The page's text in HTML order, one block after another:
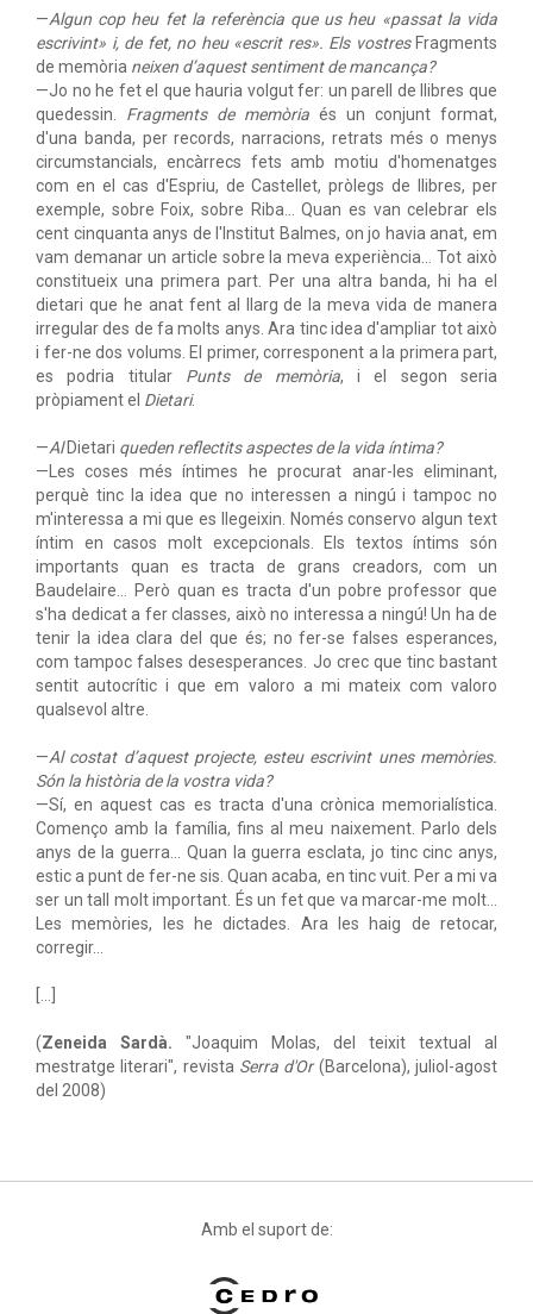
—Algun cop heu fet la referència que us heu «passat la vida
escrivint» i, de fet, no heu «escrit res». Els vostres Fragments
de memòria neixen d’aquest sentiment de mancança?
—Jo no he fet el que hauria volgut fer: un parell de llibres que
quedessin. Fragments de memòria és un conjunt format,
d'una banda, per records, narracions, retrats més o menys
circumstancials, encàrrecs fets amb motiu d'homenatges
com en el cas d'Espriu, de Castellet, pròlegs de llibres, per
exemple, sobre Foix, sobre Riba… Quan es van celebrar els
cent cinquanta anys de l'Institut Balmes, on jo havia anat, em
vam demanar un article sobre la meva experiència… Tot això
constitueix una primera part. Per una altra banda, hi ha el
dietari que he anat fent al llarg de la meva vida de manera
irregular des de fa molts anys. Ara tinc idea d'ampliar tot això
i fer-ne dos volums. El primer, corresponent a la primera part,
es podria titular Punts de memòria, i el segon seria
pròpiament el Dietari.
—AlDietari queden reflectits aspectes de la vida íntima?
—Les coses més íntimes he procurat anar-les eliminant,
perquè tinc la idea que no interessen a ningú i tampoc no
m'interessa a mi que es llegeixin. Només conservo algun text
íntim en casos molt excepcionals. Els textos íntims són
importants quan es tracta de grans creadors, com un
Baudelaire… Però quan es tracta d'un pobre professor que
s'ha dedicat a fer classes, això no interessa a ningú! Un ha de
tenir la idea clara del que és; no fer-se falses esperances,
com tampoc falses desesperances. Jo crec que tinc bastant
sentit autocrític i que em valoro a mi mateix com valoro
qualsevol altre.
—Al costat d’aquest projecte, esteu escrivint unes memòries.
Són la història de la vostra vida?
—Sí, en aquest cas es tracta d'una crònica memorialística.
Començo amb la família, fins al meu naixement. Parlo dels
anys de la guerra… Quan la guerra esclata, jo tinc cinc anys,
estic a punt de fer-ne sis. Quan acaba, en tinc vuit. Per a mi va
ser un tall molt important. És un fet que va marcar-me molt…
Les memòries, les he dictades. Ara les haig de retocar,
corregir…
(Zeneida Sardà. "Joaquim Molas, del teixit textual al
mestratge literari", revista Serra d'Or(Barcelona), juliol-agost
del 2008)
Amb el suport de: